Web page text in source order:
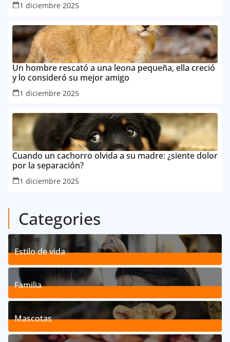
1 diciembre 2025
Un hombre rescató a una leona pequeña, ella creció
y lo consideró su mejor amigo
1 diciembre 2025
Cuando un cachorro olvida a su madre: ¿siente dolor
por la separación?
1 diciembre 2025
Categories
Estilo de vida
192Posts
Familia
527Posts
Mascotas
119Posts